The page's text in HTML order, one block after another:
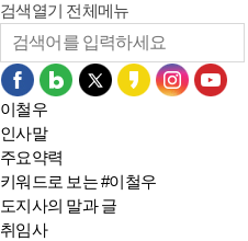
검색열기 전체메뉴
이철우
인사말
주요약력
키워드로 보는 #이철우
도지사의 말과 글
취임사